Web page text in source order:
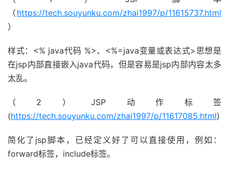
（ https://tech.souyunku.com/zhai1997/p/11615737.html
）
样式：<% java代码 %>、<%=java变量或表达式>思想是
在jsp内部直接嵌入java代码，但是容易是jsp内部内容太多
太乱。
（2）JSP动作标签
(https://tech.souyunku.com/zhai1997/p/11617085.html)
简化了jsp脚本，已经定义好了可以直接使用，例如：
forward标签，include标签。